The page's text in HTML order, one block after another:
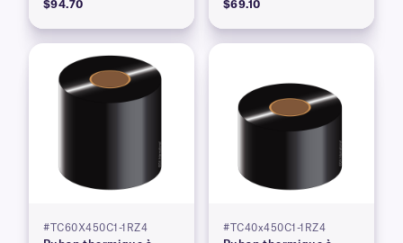
$94.70 $69.10
#TC60X450C1-1RZ4 #TC40x450C1-1RZ4